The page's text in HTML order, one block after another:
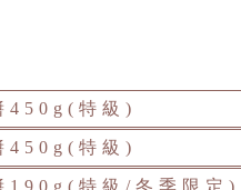
450g(特級)
450g(特級)
190g(特級/冬季限定)